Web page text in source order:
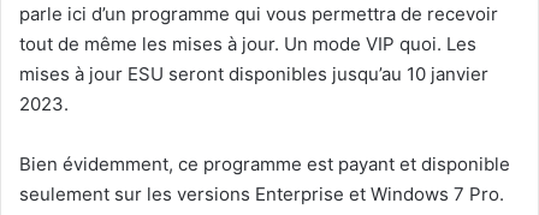
parle ici d’un programme qui vous permettra de recevoir
tout de même les mises à jour. Un mode VIP quoi. Les
mises à jour ESU seront disponibles jusqu’au 10 janvier
2023.
Bien évidemment, ce programme est payant et disponible
seulement sur les versions Enterprise et Windows 7 Pro.